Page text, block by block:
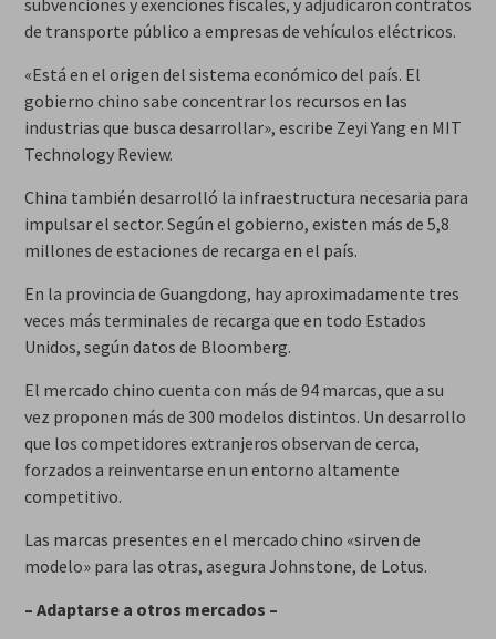
de transporte público a empresas de vehículos eléctricos.
«Está en el origen del sistema económico del país. El
gobierno chino sabe concentrar los recursos en las
industrias que busca desarrollar», escribe Zeyi Yang en MIT
Technology Review.
China también desarrolló la infraestructura necesaria para
impulsar el sector. Según el gobierno, existen más de 5,8
millones de estaciones de recarga en el país.
En la provincia de Guangdong, hay aproximadamente tres
veces más terminales de recarga que en todo Estados
Unidos, según datos de Bloomberg.
El mercado chino cuenta con más de 94 marcas, que a su
vez proponen más de 300 modelos distintos. Un desarrollo
que los competidores extranjeros observan de cerca,
forzados a reinventarse en un entorno altamente
competitivo.
Las marcas presentes en el mercado chino «sirven de
modelo» para las otras, asegura Johnstone, de Lotus.
– Adaptarse a otros mercados –